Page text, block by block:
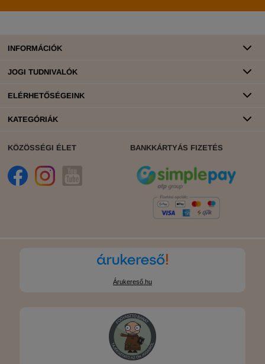
INFORMÁCIÓK
JOGI TUDNIVALÓK
ELÉRHETŐSÉGEINK
KATEGÓRIÁK
KÖZÖSSÉGI ÉLET BANKKÁRTYÁS FIZETÉS
Árukereső.hu